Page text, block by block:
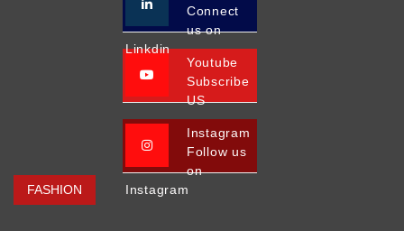
FASHION
Connect
us on
Linkdin
Youtube
Subscribe
US
Instagram
Follow us
on
Instagram